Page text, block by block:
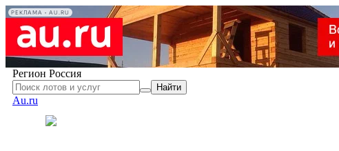
РЕКЛАМА • AU.RU
Регион Россия
Найти
Au.ru